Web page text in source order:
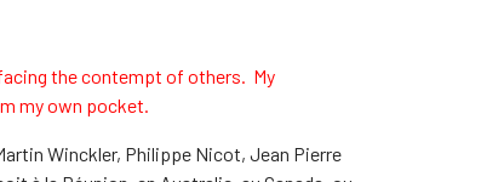
the contempt of others. My
my own pocket.
Winckler, Philippe Nicot, Jean Pierre